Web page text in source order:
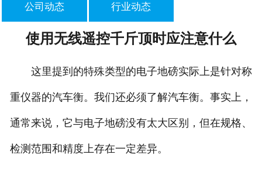
联系我们
公司动态 行业动态
使用无线遥控千斤顶时应注意什么
这里提到的特殊类型的电子地磅实际上是针对称
重仪器的汽车衡。我们还必须了解汽车衡。事实上，
通常来说，它与电子地磅没有太大区别，但在规格、
检测范围和精度上存在一定差异。